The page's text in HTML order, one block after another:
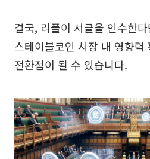
결국, 리플이 서클을 인수한
스테이블코인 시장 내 영향력
전환점이 될 수 있습니다.